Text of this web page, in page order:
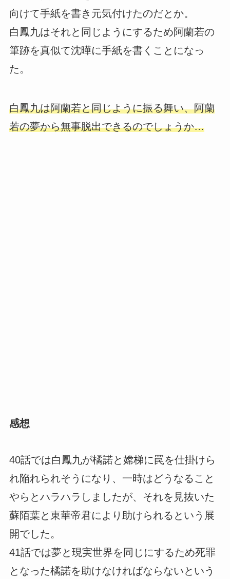
向けて手紙を書き元気付けたのだとか。
白鳳九はそれと同じようにするため阿蘭若の
筆跡を真似て沈曄に手紙を書くことになっ
た。
白鳳九は阿蘭若と同じように振る舞い、阿蘭
若の夢から無事脱出できるのでしょうか…
感想
40話では白鳳九が橘諾と嫦梯に罠を仕掛けら
れ陥れられそうになり、一時はどうなること
やらとハラハラしましたが、それを見抜いた
蘇陌葉と東華帝君により助けられるという展
開でした。
41話では夢と現実世界を同じにするため死罪
となった橘諾を助けなければならないという